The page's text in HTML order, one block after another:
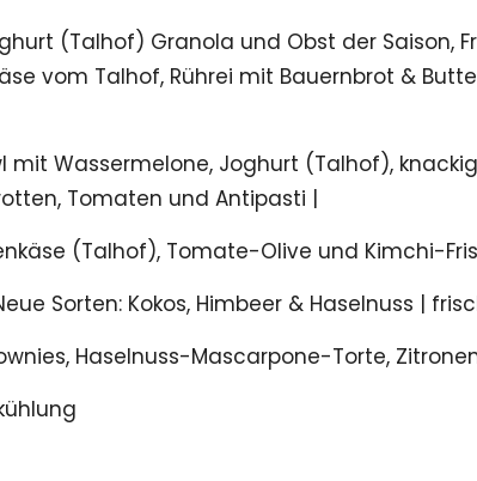
(Talhof) Granola und Obst der Saison,
vom Talhof, Rührei mit Bauernbrot &
mit Wassermelone, Joghurt (Talhof),
Tomaten und Antipasti |
(Talhof), Tomate-Olive und Kimchi-
Sorten: Kokos, Himbeer & Haselnuss |
Haselnuss-Mascarpone-Torte,